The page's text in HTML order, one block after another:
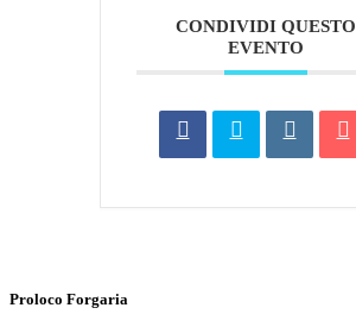
CONDIVIDI QUESTO
EVENTO
Proloco Forgaria